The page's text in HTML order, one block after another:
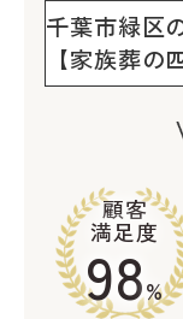
千葉市緑区
【家族葬
顧客
満足度
98%